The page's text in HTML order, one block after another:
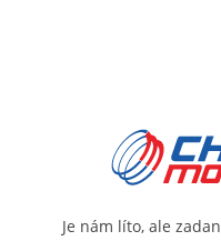
Je nám líto, ale